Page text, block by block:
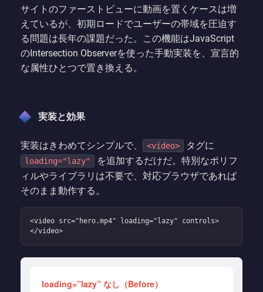
サイトのファーストビューに動画を置くケースは増
えているが、初期ロードでユーザーの帯域を圧迫す
る問題は長年の課題だった。この機能はJavaScript
のIntersection Observerを使った手動実装を、宣言的
な属性ひとつで置き換える。
実装と効果
実装はきわめてシンプルで、 <video> タグに
loading="lazy"
を追加するだけだ。特別なポリフ
ィルやライブラリは不要で、対応ブラウザであれば
そのまま動作する。
<video src="hero.mp4" loading="lazy" controls>
</video>
loading=”lazy” なし（Before）